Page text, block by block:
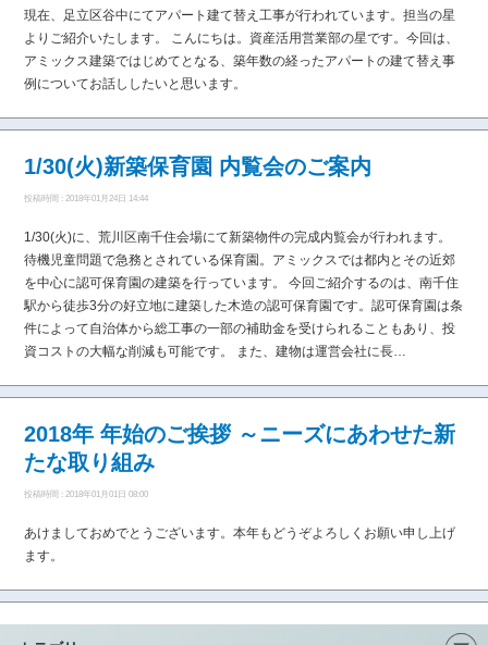
現在、足立区谷中にてアパート建て替え工事が行われています。担当の星
よりご紹介いたします。 こんにちは。資産活用営業部の星です。今回は、
アミックス建築ではじめてとなる、築年数の経ったアパートの建て替え事
例についてお話ししたいと思います。
1/30(火)新築保育園 内覧会のご案内
投稿時間 : 2018年01月24日 14:44
1/30(火)に、荒川区南千住会場にて新築物件の完成内覧会が行われます。
待機児童問題で急務とされている保育園。アミックスでは都内とその近郊
を中心に認可保育園の建築を行っています。 今回ご紹介するのは、南千住
駅から徒歩3分の好立地に建築した木造の認可保育園です。認可保育園は条
件によって自治体から総工事の一部の補助金を受けられることもあり、投
資コストの大幅な削減も可能です。 また、建物は運営会社に長…
2018年 年始のご挨拶 ～ニーズにあわせた新
たな取り組み
投稿時間 : 2018年01月01日 08:00
あけましておめでとうございます。本年もどうぞよろしくお願い申し上げ
ます。